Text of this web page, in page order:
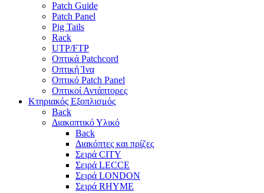
Patch Guide
Patch Panel
Pig Tails
Rack
UTP/FTP
Οπτικά Patchcord
Οπτική Ίνα
Οπτικό Patch Panel
Οπτικοί Αντάπτορες
Κτηριακός Εξοπλισμός
Back
Διακοπτικό Υλικό
Back
Διακόπτες και πρίζες
Σειρά CITY
Σειρά LECCE
Σειρά LONDON
Σειρά RHYME